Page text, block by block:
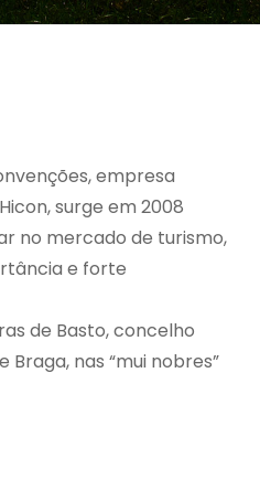
empresa
surge em 2008
no mercado de turismo,
e forte
de Basto, concelho
nas “mui nobres”